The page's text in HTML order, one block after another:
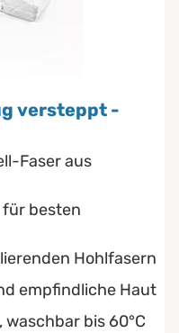
versteppt -
Faser aus
besten
Hohlfasern
empfindliche Haut
bis 60°C